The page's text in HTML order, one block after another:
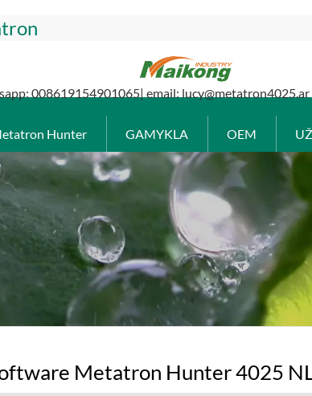
008619154901065| email: lucy@metatron4025.ar
Hunter GAMYKLA OEM
Metatron Hunter 4025